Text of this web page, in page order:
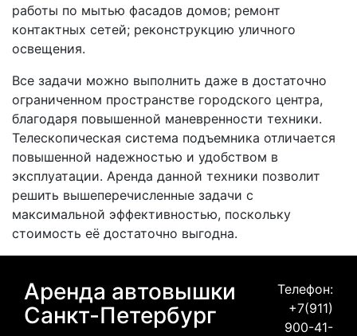
работы по мытью фасадов домов; ремонт
контактных сетей; реконструкцию уличного
освещения.
Все задачи можно выполнить даже в достаточно
ограниченном пространстве городского центра,
благодаря повышенной маневренности техники.
Телескопическая система подъемника отличается
повышенной надежностью и удобством в
эксплуатации. Аренда данной техники позволит
решить вышеперечисленные задачи с
максимальной эффективностью, поскольку
стоимость её достаточно выгодна.
Аренда автовышки
Санкт-Петербург
Телефон:
+7(911)
900-41-